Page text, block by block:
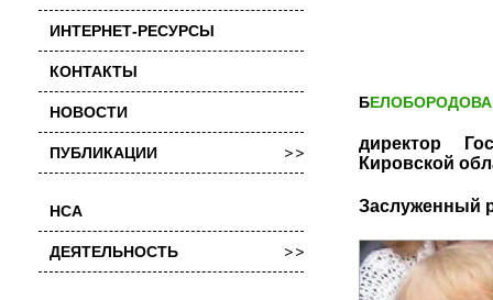
ИНТЕРНЕТ-РЕСУРСЫ
КОНТАКТЫ
НОВОСТИ
ПУБЛИКАЦИИ
НСА
ДЕЯТЕЛЬНОСТЬ
директор
Кировской
Заслуженный